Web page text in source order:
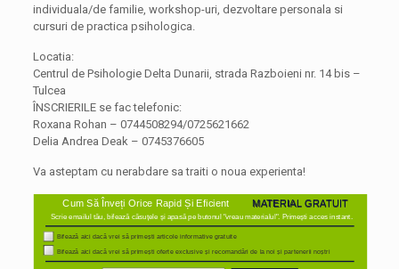
individuala/de familie, workshop-uri, dezvoltare personala si
cursuri de practica psihologica.
Locatia:
Centrul de Psihologie Delta Dunarii, strada Razboieni nr. 14 bis –
Tulcea
ÎNSCRIERILE se fac telefonic:
Roxana Rohan – 0744508294/0725621662
Delia Andrea Deak – 0745376605
Va asteptam cu nerabdare sa traiti o noua experienta!
Bifează aici dacă vrei să primești oferte exclusive și recomandări de la noi și partenerii noștri
Bifează aici dacă vrei să primești articole informative gratuite
Cum Să Înveți Orice Rapid Și Eficient
Scrie emailul tău, bifează căsuțele și apasă pe butonul "vreau materialul". Primești acces instant.
MATERIAL GRATUIT